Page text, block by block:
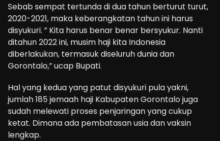
Sebab sempat tertunda di dua tahun berturut turut,
2020-2021, maka keberangkatan tahun ini harus
disyukuri. ” Kita harus benar benar bersyukur. Nanti
ditahun 2022 ini, musim haji kita Indonesia
diberlakukan, termasuk diseluruh dunia dan
Gorontalo,” ucap Bupati.
Hal yang kedua yang patut disyukuri pula yakni,
jumlah 185 jemaah haji Kabupaten Gorontalo juga
sudah melewati proses penjaringan yang cukup
ketat. Dimana ada pembatasan usia dan vaksin
lengkap.